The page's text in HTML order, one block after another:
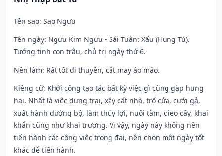
Tên sao: Sao Ngưu
Tên ngày: Ngưu Kim Ngưu - Sái Tuân: Xấu (Hung Tú).
Tướng tinh con trâu, chủ trị ngày thứ 6.
Nên làm: Rất tốt đi thuyền, cắt may áo mão.
Kiêng cữ: Khởi công tạo tác bất kỳ việc gì cũng gặp hung
hại. Nhất là việc dựng trại, xây cất nhà, trổ cửa, cưới gả,
xuất hành đường bộ, làm thủy lợi, nuôi tằm, gieo cấy, khai
khẩn cũng như khai trương. Vì vậy, ngày này không nên
tiến hành các công việc trọng đại, nên chọn một ngày tốt
khác để tiến hành.